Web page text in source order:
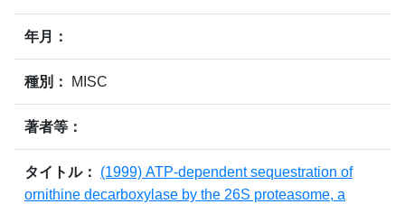
年月：
種別： MISC
著者等：
タイトル：
(1999) ATP-dependent sequestration of
ornithine decarboxylase by the 26S proteasome, a